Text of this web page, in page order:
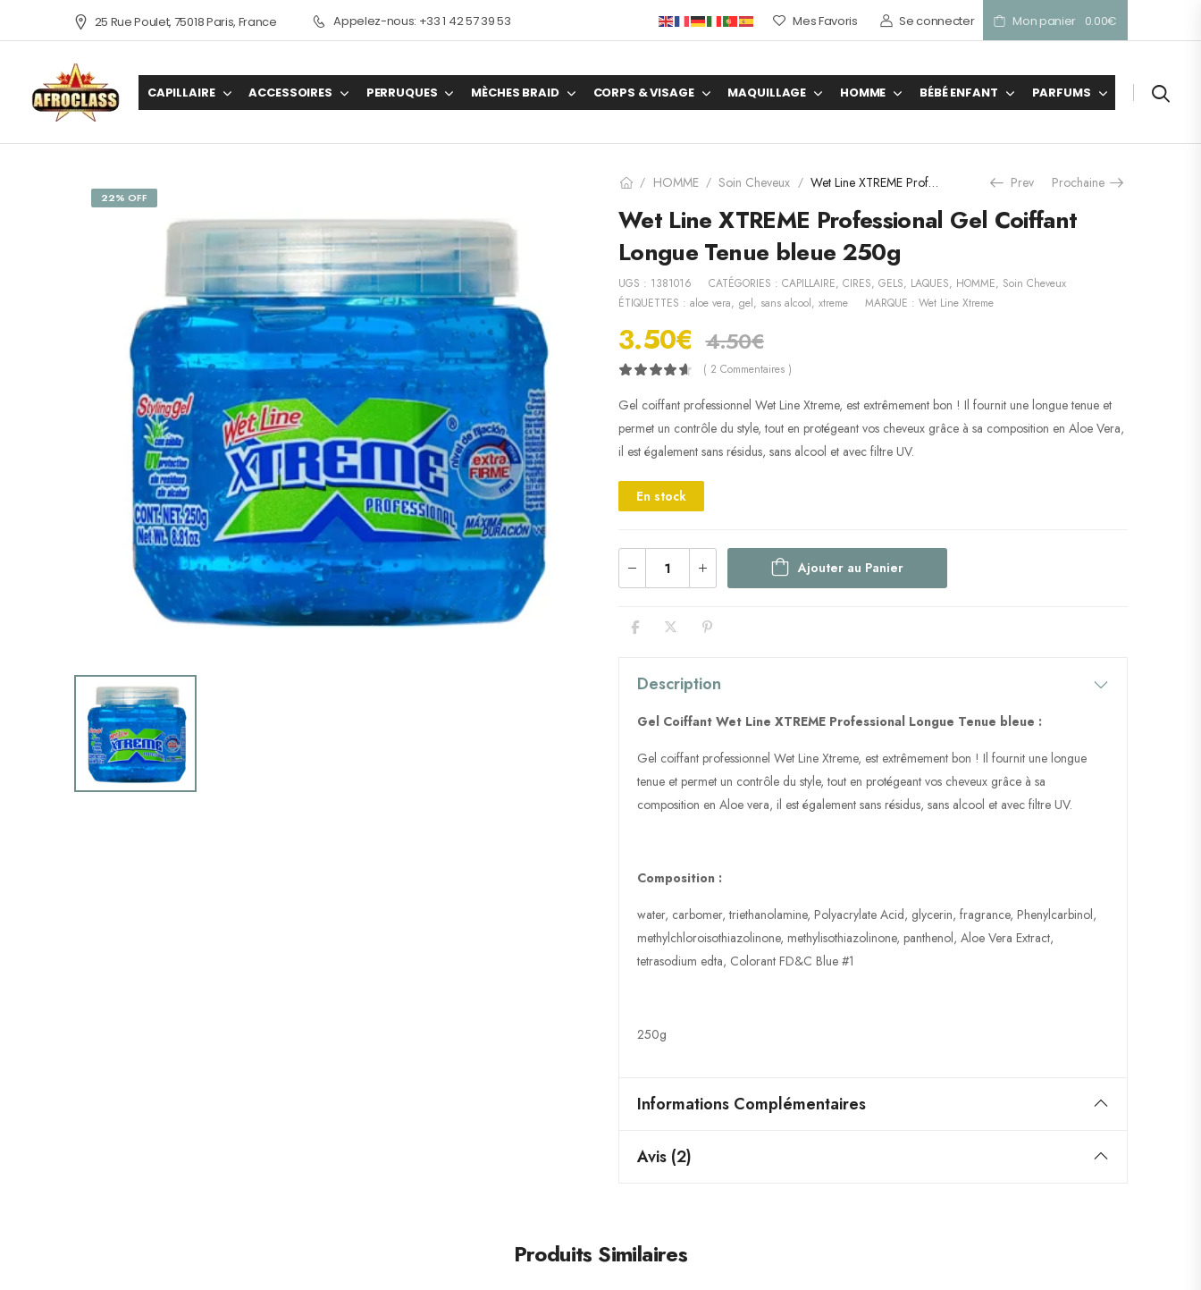
25 Rue Poulet, 75018 Paris, France Appelez-nous: +33 1 42 57 39 53 Mes Favoris Se connecter Mon panier 0.00€
CAPILLAIRE ACCESSOIRES PERRUQUES MÈCHES BRAID CORPS & VISAGE MAQUILLAGE HOMME BÉBÉ ENFANT PARFUMS
22% OFF
/ HOMME / Soin Cheveux / Wet Line XTREME Professional Gel Coiffant Longue Tenue bleue 250g Prev Prochaine
Wet Line XTREME Professional Gel Coiffant
Longue Tenue bleue 250g
UGS : 1381016 CATÉGORIES : CAPILLAIRE, CIRES, GELS, LAQUES, HOMME, Soin Cheveux
ÉTIQUETTES : aloe vera, gel, sans alcool, xtreme MARQUE : Wet Line Xtreme
3.50€ 4.50€
( 2 Commentaires )
Gel coiffant professionnel Wet Line Xtreme, est extrêmement bon ! Il fournit une longue tenue et
permet un contrôle du style, tout en protégeant vos cheveux grâce à sa composition en Aloe Vera,
il est également sans résidus, sans alcool et avec filtre UV.
En stock
Ajouter au Panier
Description
Gel Coiffant Wet Line XTREME Professional Longue Tenue bleue :
Gel coiffant professionnel Wet Line Xtreme, est extrêmement bon ! Il fournit une longue
tenue et permet un contrôle du style, tout en protégeant vos cheveux grâce à sa
composition en Aloe vera, il est également sans résidus, sans alcool et avec filtre UV.
Composition :
water, carbomer, triethanolamine, Polyacrylate Acid, glycerin, fragrance, Phenylcarbinol,
methylchloroisothiazolinone, methylisothiazolinone, panthenol, Aloe Vera Extract,
tetrasodium edta, Colorant FD&C Blue #1
250g
Informations Complémentaires
Avis (2)
Produits Similaires